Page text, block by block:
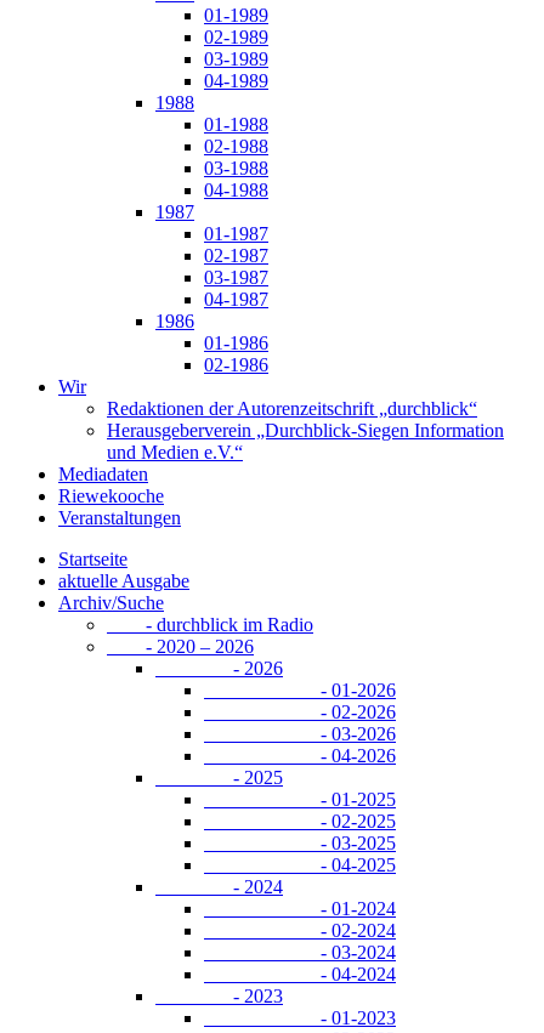
01-1989
02-1989
03-1989
04-1989
1988
01-1988
02-1988
03-1988
04-1988
1987
01-1987
02-1987
03-1987
04-1987
1986
01-1986
02-1986
Wir
Redaktionen der Autorenzeitschrift „durchblick“
Herausgeberverein „Durchblick-Siegen Information
und Medien e.V.“
Mediadaten
Riewekooche
Veranstaltungen
Startseite
aktuelle Ausgabe
Archiv/Suche
- durchblick im Radio
- 2020 – 2026
- 2026
- 01-2026
- 02-2026
- 03-2026
- 04-2026
- 2025
- 01-2025
- 02-2025
- 03-2025
- 04-2025
- 2024
- 01-2024
- 02-2024
- 03-2024
- 04-2024
- 2023
- 01-2023